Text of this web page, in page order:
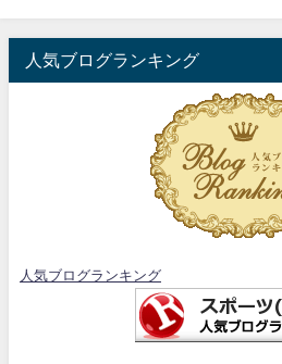
人気ブログランキング
人気ブログランキング